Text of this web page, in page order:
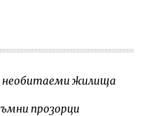
необитаеми жилища
прозорци